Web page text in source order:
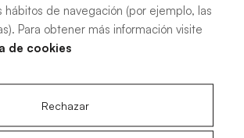
200 X 70 cm
100 X 80 cm
140 X 80 cm
160 X 80 cm
160 X 90 cm
hábitos de navegación (por ejemplo, las
Para obtener más información visite
de cookies
Rechazar